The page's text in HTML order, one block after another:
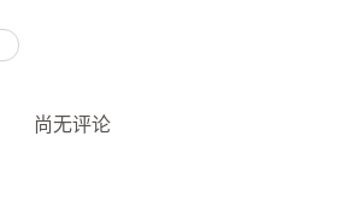
尚无评论